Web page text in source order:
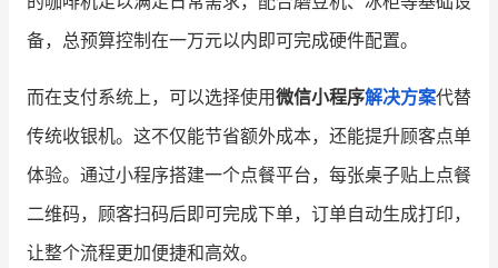
增长俱乐部 有赞商盟
合作共进
入驻有赞 认证代理商
备，总预算控制在一万元以内即可完成硬件配置。
而在支付系统上，可以选择使用微信小程序解决方案代替
传统收银机。这不仅能节省额外成本，还能提升顾客点单
体验。通过小程序搭建一个点餐平台，每张桌子贴上点餐
二维码，顾客扫码后即可完成下单，订单自动生成打印，
让整个流程更加便捷和高效。